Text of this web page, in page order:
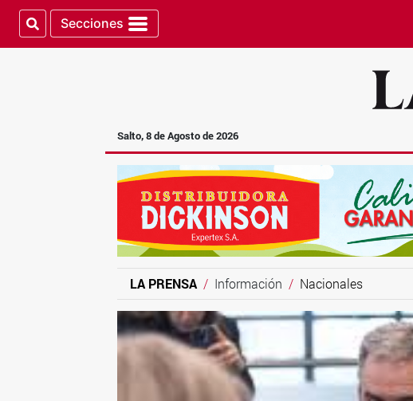
Secciones
Salto, 8 de Agosto de 2026
LA PRENSA Información Nacionales